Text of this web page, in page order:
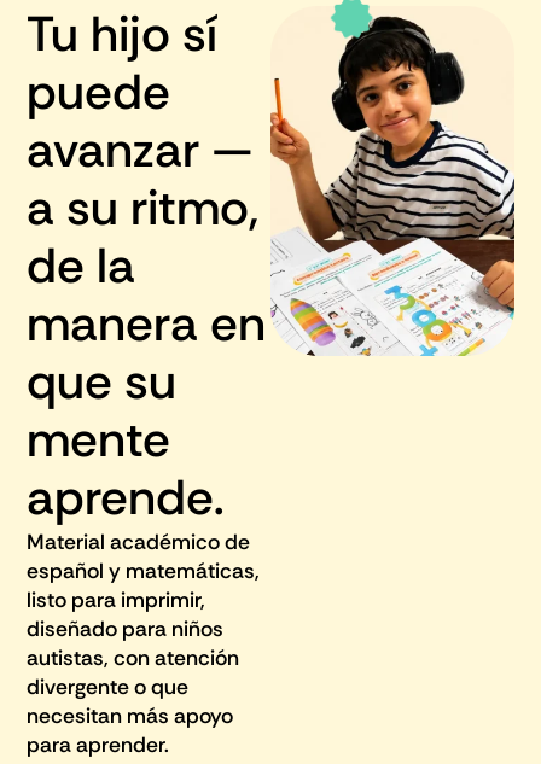
Tu hijo sí
puede
avanzar —
a su ritmo,
de la
manera en
que su
mente
aprende.
Material académico de
español y matemáticas,
listo para imprimir,
diseñado para niños
autistas, con atención
divergente o que
necesitan más apoyo
para aprender.